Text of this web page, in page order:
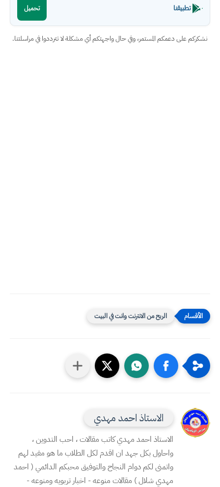
تطبيقنا تحميل
نشكركم على دعمكم المستمر، وفي حال واجهتكم أي مشكلة لا تترددوا في مراسلتنا.
الربح من الانترنت وانت في البيت
الاستاذ احمد مهدي
الاستاذ احمد مهدي كاتب مقالات ، احب التدوين ،
واحاول بكل جهد ان اقدم لكل الطلاب ما هو مفيد لهم
واتمنى لكم دوام النجاح والتوفيق محبكم الدائمي ( احمد
مهدي شلال ) مقالات منوعه - اخبار تربويه ومنوعه -